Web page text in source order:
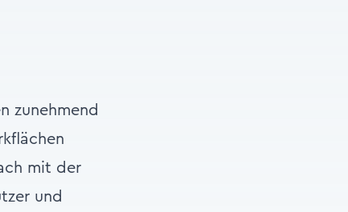
zunehmend
mit der
und